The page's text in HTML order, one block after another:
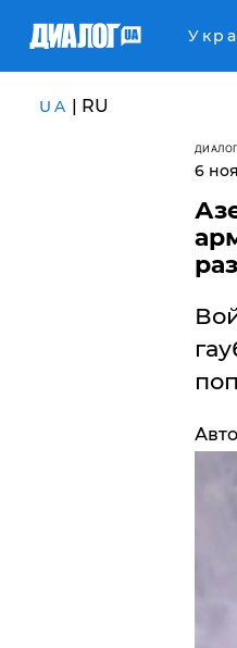
UA | RU
ДИАЛОГ
6